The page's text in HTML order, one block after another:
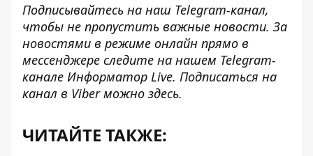
Подписывайтесь на наш Telegram-канал,
чтобы не пропустить важные новости. За
новостями в режиме онлайн прямо в
мессенджере следите на нашем Telegram-
канале Информатор Live. Подписаться на
канал в Viber можно здесь.
ЧИТАЙТЕ ТАКЖЕ: